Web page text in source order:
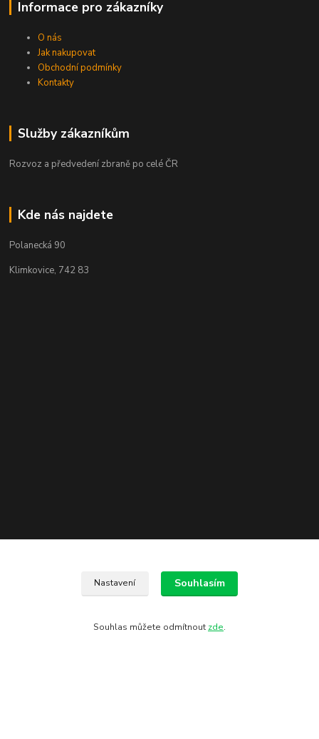
Informace pro zákazníky
O nás
Jak nakupovat
Obchodní podmínky
Kontakty
Služby zákazníkům
Rozvoz a předvedení zbraně po celé ČR
Kde nás najdete
Polanecká 90
Klimkovice, 742 83
Nastavení Souhlasím
Souhlas můžete odmítnout zde.